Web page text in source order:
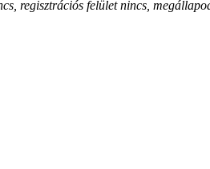
regisztrációs felület nincs,